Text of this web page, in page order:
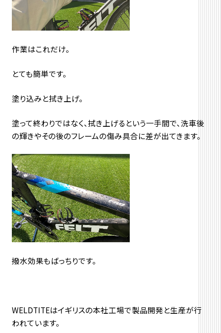
作業はこれだけ。
とても簡単です。
塗り込みと拭き上げ。
塗って終わりではなく、拭き上げるという一手間で、洗車後
の輝きやその後のフレームの傷み具合に差が出てきます。
撥水効果もばっちりです。
WELDTITEはイギリスの本社工場で製品開発と生産が行
われています。